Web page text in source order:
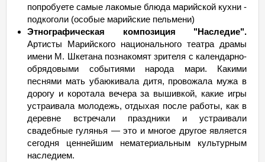
попробуете самые лакомые блюда марийской кухни -
подкоголи (особые марийские пельмени)
Этнографическая композиция "Наследие".
Артисты Марийского национального театра драмы
имени М. Шкетана познакомят зрителя с календарно-
обрядовыми событиями народа мари. Какими
песнями мать убаюкивала дитя, провожала мужа в
дорогу и коротала вечера за вышивкой, какие игры
устраивала молодежь, отдыхая после работы, как в
деревне встречали праздники и устраивали
свадебные гулянья — это и многое другое является
сегодня ценнейшим нематериальным культурным
наследием.